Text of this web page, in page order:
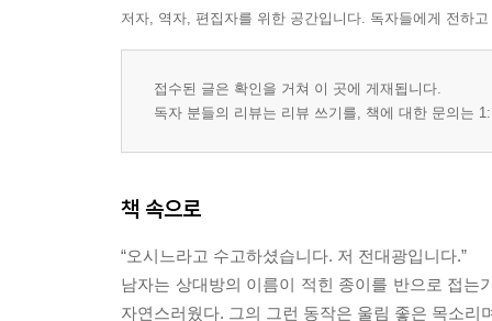
저자, 역자, 편집자를 위한 공간입니다. 독자들에게 전하
접수된 글은 확인을 거쳐 이 곳에 게재됩니다.
독자 분들의 리뷰는 리뷰 쓰기를, 책에 대한 문의는
책 속으로
“오시느라고 수고하셨습니다. 저 전대광입니다.”
남자는 상대방의 이름이 적힌 종이를 반으로 접
자연스러웠다. 그의 그런 동작은 울림 좋은 목소